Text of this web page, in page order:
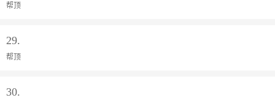
帮顶
29.
帮顶
30.